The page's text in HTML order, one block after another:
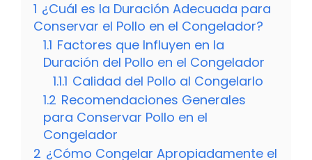
1 ¿Cuál es la Duración Adecuada para
Conservar el Pollo en el Congelador?
1.1 Factores que Influyen en la
Duración del Pollo en el Congelador
1.1.1 Calidad del Pollo al Congelarlo
1.2 Recomendaciones Generales
para Conservar Pollo en el
Congelador
2 ¿Cómo Congelar Apropiadamente el